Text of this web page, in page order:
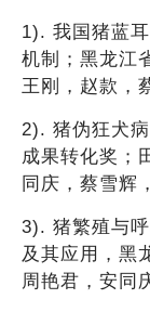
1). 我国猪蓝
机制；黑龙江
王刚，赵款，
2). 猪伪狂犬
成果转化奖；
同庆，蔡雪辉
3). 猪繁殖与
及其应用，黑
周艳君，安同